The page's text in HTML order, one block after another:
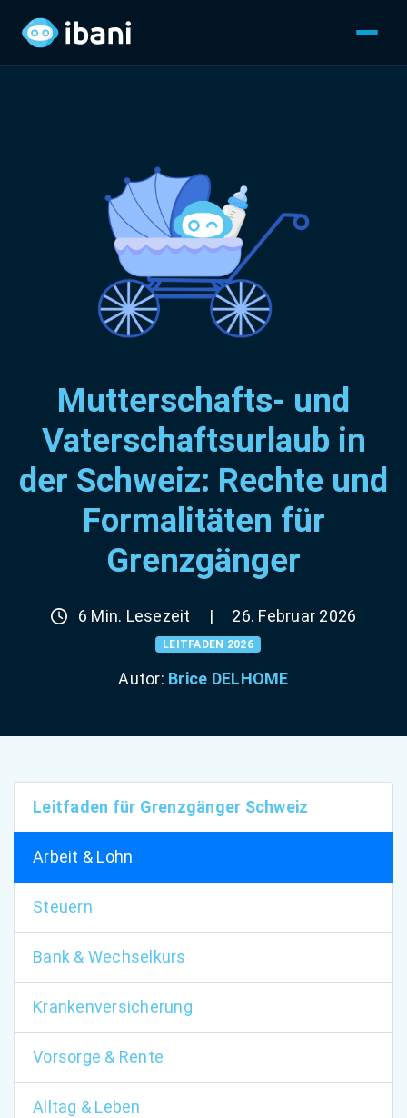
Mutterschafts- und
Vaterschaftsurlaub in
der Schweiz: Rechte und
Formalitäten für
Grenzgänger
6 Min. Lesezeit | 26. Februar 2026
LEITFADEN 2026
Autor: Brice DELHOME
Leitfaden für Grenzgänger Schweiz
Arbeit & Lohn
Steuern
Bank & Wechselkurs
Krankenversicherung
Vorsorge & Rente
Alltag & Leben